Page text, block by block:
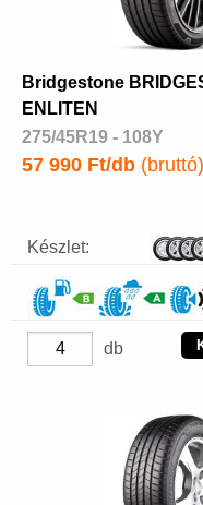
Bridgestone
ENLITEN
275/45R19 - 108Y
57 990 Ft/db (bruttó)
Készlet:
db